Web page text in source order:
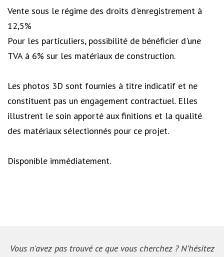
Vente sous le régime des droits d'enregistrement à
12,5%
Pour les particuliers, possibilité de bénéficier d'une
TVA à 6% sur les matériaux de construction.
Les photos 3D sont fournies à titre indicatif et ne
constituent pas un engagement contractuel. Elles
illustrent le soin apporté aux finitions et la qualité
des matériaux sélectionnés pour ce projet.
Disponible immédiatement.
Vous n'avez pas trouvé ce que vous cherchez ? N’hésitez